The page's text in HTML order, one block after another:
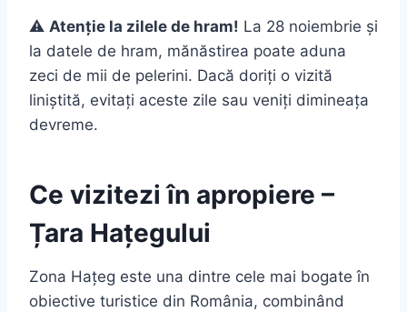
⚠️ Atenție la zilele de hram! La 28 noiembrie și
la datele de hram, mănăstirea poate aduna
zeci de mii de pelerini. Dacă doriți o vizită
liniștită, evitați aceste zile sau veniți dimineața
devreme.
Ce vizitezi în apropiere –
Țara Hațegului
Zona Hațeg este una dintre cele mai bogate în
obiective turistice din România, combinând